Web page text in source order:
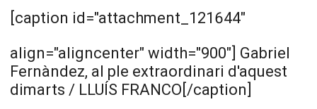
[caption id="attachment_121644"
align="aligncenter" width="900"] Gabriel
Fernàndez, al ple extraordinari d'aquest
dimarts / LLUÍS FRANCO[/caption]